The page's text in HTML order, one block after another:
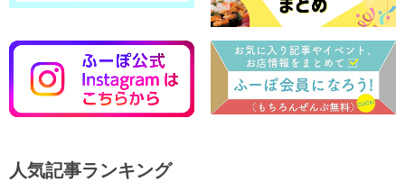
人気記事ランキング